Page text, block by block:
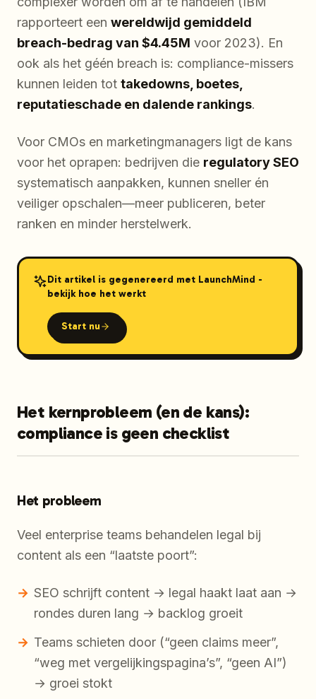
rapporteert een wereldwijd gemiddeld
breach-bedrag van $4.45M voor 2023). En
ook als het géén breach is: compliance-missers
kunnen leiden tot takedowns, boetes,
reputatieschade en dalende rankings.
Voor CMOs en marketingmanagers ligt de kans
voor het oprapen: bedrijven die regulatory SEO
systematisch aanpakken, kunnen sneller én
veiliger opschalen—meer publiceren, beter
ranken en minder herstelwerk.
Dit artikel is gegenereerd met LaunchMind -
bekijk hoe het werkt
Start nu
Het kernprobleem (en de kans):
compliance is geen checklist
Het probleem
Veel enterprise teams behandelen legal bij
content als een “laatste poort”:
SEO schrijft content → legal haakt laat aan →
rondes duren lang → backlog groeit
Teams schieten door (“geen claims meer”,
“weg met vergelijkingspagina’s”, “geen AI”)
→ groei stokt